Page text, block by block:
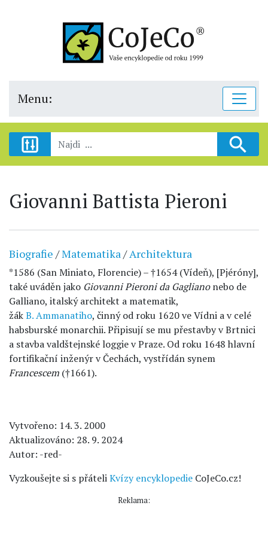
Menu:
Giovanni Battista Pieroni
Biografie /Matematika/Architektura
*1586 (San Miniato, Florencie) – †1654 (Vídeň), [Pjéróny],
také uváděn jako Giovanni Pieroni da Gaglianonebo de
Galliano, italský architekt a matematik,
žákB. Ammanatiho, činný od roku 1620 ve Vídni a v celé
habsburské monarchii. Připisují se mu přestavby v Brtnici
a stavba valdštejnské loggie v Praze. Od roku 1648 hlavní
fortifikační inženýr v Čechách, vystřídán synem
Francescem (†1661).
Vytvořeno: 14. 3. 2000
Aktualizováno: 28. 9. 2024
Autor: -red-
Vyzkoušejte si s přáteliKvízy encyklopedie CoJeCo.cz!
Reklama: